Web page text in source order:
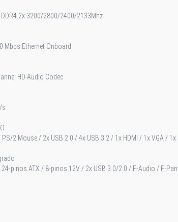
DDR4 2x 3200/2800/2400/2133Mhz
Mbps Ethernet Onboard
HD Audio Codec
s
2 Mouse / 2x USB 2.0 / 4x USB 3.2 / 1x HDMI / 1x VGA /
24-pinos ATX / 8-pinos 12V / 2x USB 3.0/2.0 / F-Audio / F-